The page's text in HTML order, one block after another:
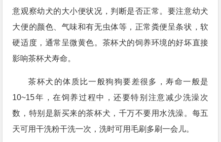
意观察幼犬的大小便状况，判断是否正常。要注意幼犬
大便的颜色、气味和有无虫体等，正常粪便呈条状，软
硬适度，通常呈微黄色。茶杯犬的饲养环境的好坏直接
影响茶杯犬寿命。
茶杯犬的体质比一般狗狗要差很多，寿命一般是
10~15年，在饲养过程中，还要特别注意减少洗澡次
数，特别是新买来的茶杯犬，千万不要用水洗澡。每五
天可用干洗粉干洗一次，洗时可用毛刷多刷一会儿。